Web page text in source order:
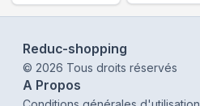
Reduc-shopping
© 2026 Tous droits réservés
A Propos